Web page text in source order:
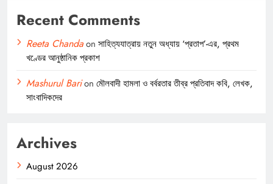
Recent Comments
Reeta Chandaon সাহিত্যযাত্রায় নতুন অধ্যায় ‘প্রতাপ’-এর, প্রথম
খণ্ডের আনুষ্ঠানিক প্রকাশ
Mashurul Barion মৌলবাদী হামলা ও বর্বরতার তীব্র প্রতিবাদ কবি, লেখক,
সাংবাদিকদের
Archives
August 2026